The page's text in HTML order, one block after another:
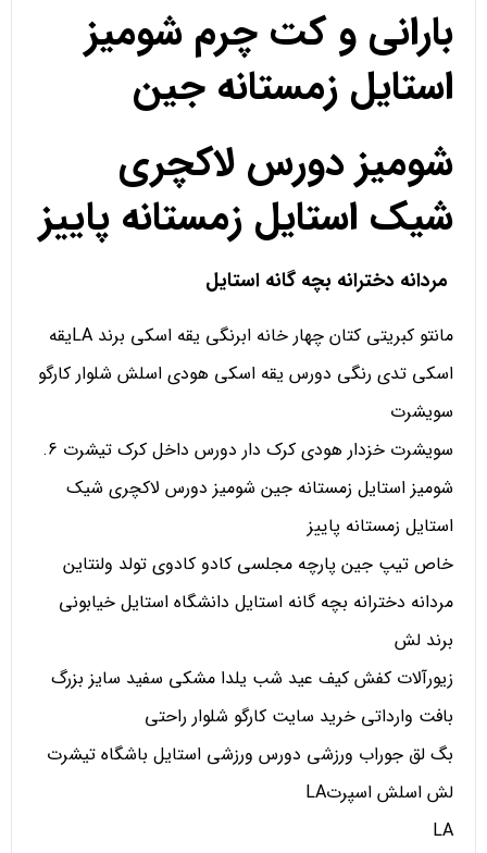
بارانی و کت چرم شومیز
استایل زمستانه جین
شومیز دورس لاکچری
شیک استایل زمستانه پاییز
مردانه دخترانه بچه گانه استایل
مانتو کبریتی کتان چهار خانه ابرنگی یقه اسکی برند LAیقه
اسکی تدی رنگی دورس یقه اسکی هودی اسلش شلوار کارگو
سویشرت
سویشرت خزدار هودی کرک دار دورس داخل کرک تیشرت 6.
شومیز استایل زمستانه جین شومیز دورس لاکچری شیک
استایل زمستانه پاییز
خاص تیپ جین پارچه مجلسی کادو کادوی تولد ولنتاین
مردانه دخترانه بچه گانه استایل دانشگاه استایل خیابونی
برند لش
زیورآلات کفش کیف عید شب یلدا مشکی سفید سایز بزرگ
بافت وارداتی خرید سایت کارگو شلوار راحتی
بگ لق جوراب ورزشی دورس ورزشی استایل باشگاه تیشرت
لش اسلش اسپرتLA
LA